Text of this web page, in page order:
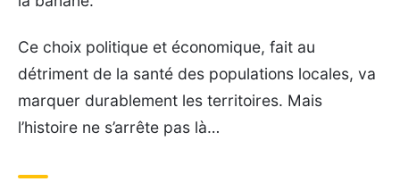
Ce choix politique et économique, fait au
détriment de la santé des populations locales, va
marquer durablement les territoires. Mais
l’histoire ne s’arrête pas là…